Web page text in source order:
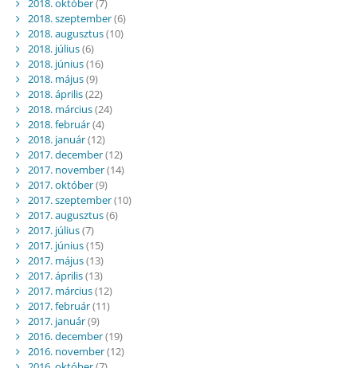
2018. október(7)
2018. szeptember(6)
2018. augusztus(10)
2018. július(6)
2018. június(16)
2018. május(9)
2018. április(22)
2018. március(24)
2018. február(4)
2018. január(12)
2017. december(12)
2017. november(14)
2017. október(9)
2017. szeptember(10)
2017. augusztus(6)
2017. július(7)
2017. június(15)
2017. május(13)
2017. április(13)
2017. március(12)
2017. február(11)
2017. január(9)
2016. december(19)
2016. november(12)